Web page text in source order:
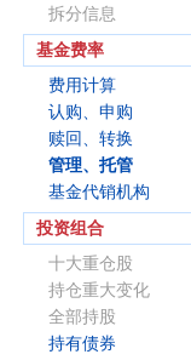
拆分信息
基金费率
费用计算
认购、申购
赎回、转换
管理、托管
基金代销机构
投资组合
十大重仓股
持仓重大变化
全部持股
持有债券